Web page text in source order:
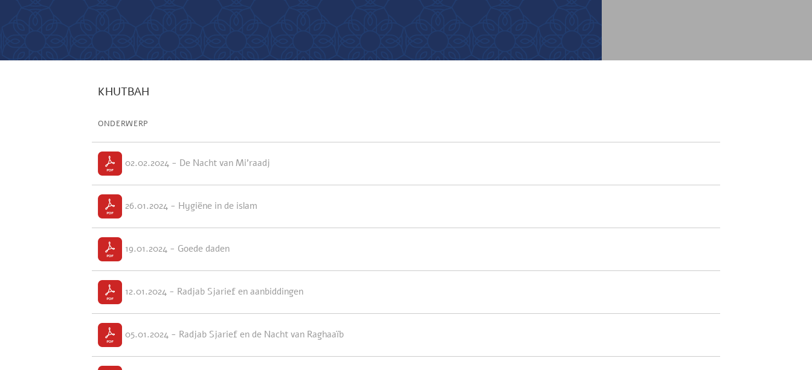
KHUTBAH
ONDERWERP
02.02.2024 - De Nacht van Mi'raadj
26.01.2024 - Hygiëne in de islam
19.01.2024 - Goede daden
12.01.2024 - Radjab Sjarief en aanbiddingen
05.01.2024 - Radjab Sjarief en de Nacht van Raghaaïb